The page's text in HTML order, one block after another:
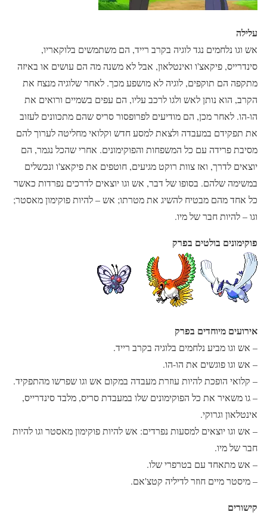
עלילה
אש וגו נלחמים נגד לוגיה בקרב רייד, הם משתמשים בלוקאריו,
סינדרייס, פיקאצ'ו ואינטלאון, אבל לא משנה מה הם עושים או באיזה
מתקפה הם תוקפים, לוגיה לא מושפע מכך. לאחר שלוגיה מנצח את
הקרב, הוא נותן לאש ולגו לרכב עליו, הם עפים בשמיים ורואים את
הו-הו. לאחר מכן, הם מודיעים לפרופסור סריס שהם מתכוונים לעזוב
את תפקידם במעבדה ולצאת למסע חדש וקלואי מחליטה לערוך להם
מסיבת פרידה עם כל המשפחות והפוקימונים. אחרי שהכל נגמר, הם
יוצאים לדרך, ואז צוות רוקט מגיעים, חוטפים את פיקאצ'ו ונכשלים
במשימה שלהם. בסופו של דבר, אש וגו יוצאים לדרכים נפרדות כאשר
כל אחד מהם מבטיח להשיג את מטרתו; אש – להיות פוקימון מאסטר;
וגו – להיות חבר של מיו.
פוקימונים בולטים בפרק
אירועים מיוחדים בפרק
– אש וגו מביע נלחמים בלוגיה בקרב רייד.
– אש וגו פוגשים את הו-הו.
– קלואי הופכת להיות עוזרת מעבדה במקום אש וגו שפרשו מהתפקיד.
– גו משאיר את כל הפוקימונים שלו במעבדת סריס, מלבד סינדרייס,
אינטלאון וגרוקי.
– אש וגו יוצאים למסעות נפרדים: אש להיות פוקימון מאסטר וגו להיות
חבר של מיו.
– אש מתאחד עם בטרפרי שלו.
– מיסטר מיים חוזר לדיליה קטצ'אם.
קישורים